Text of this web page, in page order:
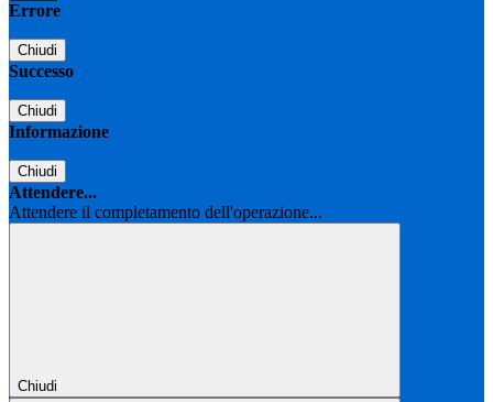
Errore
Chiudi
Successo
Chiudi
Informazione
Chiudi
Attendere...
Attendere il completamento dell'operazione...
Chiudi